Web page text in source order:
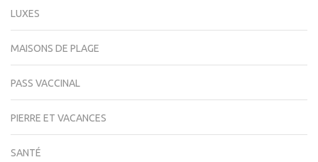
LUXES
MAISONS DE PLAGE
PASS VACCINAL
PIERRE ET VACANCES
SANTÉ